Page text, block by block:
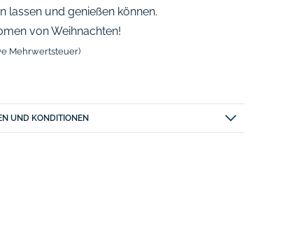
lassen und genießen können.
von Weihnachten!
Mehrwertsteuer)
UND KONDITIONEN